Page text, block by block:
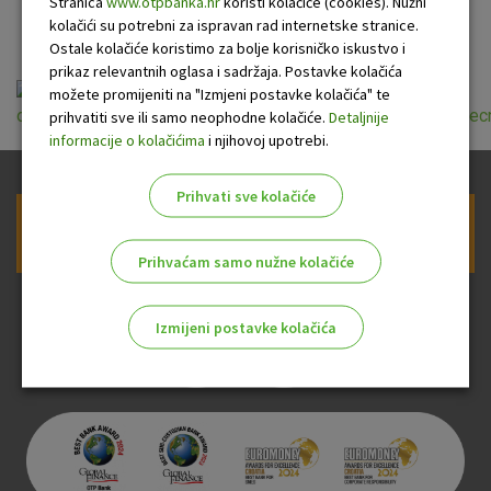
kunama
kolačići su potrebni za ispravan rad internetske stranice.
Ostale kolačiće koristimo za bolje korisničko iskustvo i
prikaz relevantnih oglasa i sadržaja. Postavke kolačića
možete promijeniti na "Izmjeni postavke kolačića" te
prihvatiti sve ili samo neophodne kolačiće. Detaljnije
informacije o kolačićima i njihovoj upotrebi.
Prihvati sve kolačiće
Prihvaćam samo nužne kolačiće
Izmijeni postavke kolačića